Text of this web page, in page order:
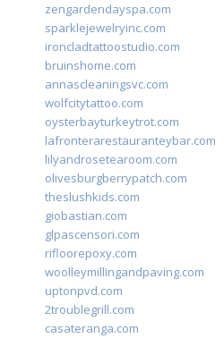
zengardendayspa.com
sparklejewelryinc.com
ironcladtattoostudio.com
bruinshome.com
annascleaningsvc.com
wolfcitytattoo.com
oysterbayturkeytrot.com
lafronterarestauranteybar.com
lilyandrosetearoom.com
olivesburgberrypatch.com
theslushkids.com
giobastian.com
glpascensori.com
rifloorepoxy.com
woolleymillingandpaving.com
uptonpvd.com
2troublegrill.com
casateranga.com